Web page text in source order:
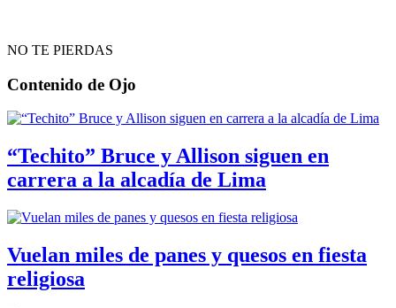
NO TE PIERDAS
Contenido de Ojo
“Techito” Bruce y Allison siguen en
carrera a la alcadía de Lima
Vuelan miles de panes y quesos en fiesta
religiosa